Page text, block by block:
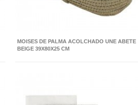
MOISES DE PALMA ACOLCHADO UNE ABETE
BEIGE 39X80X25 CM